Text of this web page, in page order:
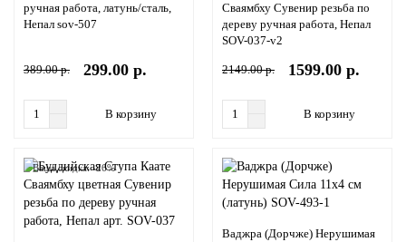
ручная работа, латунь/сталь,
Непал sov-507
389.00 р. 299.00 р.
В корзину
Сваямбху Сувенир резьба по
дереву ручная работа, Непал
SOV-037-v2
2149.00 р. 1599.00 р.
В корзину
Ваша скидка: -26%
Ваджра (Дорчже) Нерушимая